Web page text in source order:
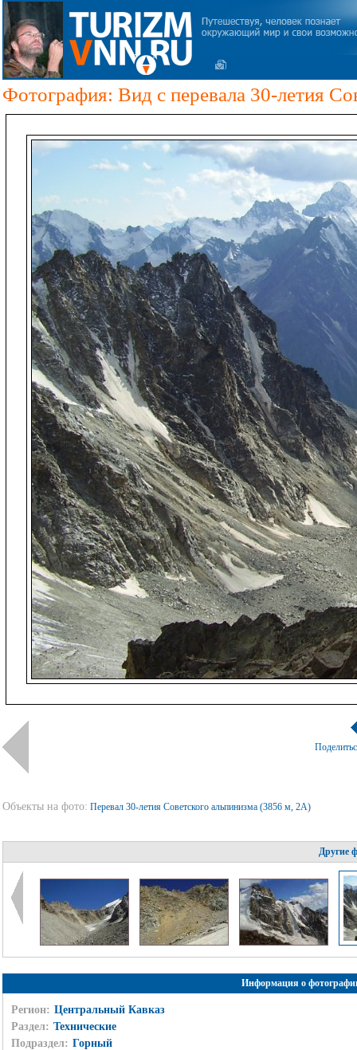
Фотография: Вид с перевала 30-летия
Объекты на фото: Перевал 30-летия Советского альпинизма (3856 м, 2А)
Другие
Информация о
Регион: Центральный Кавказ
Раздел: Технические
Подраздел: Горный